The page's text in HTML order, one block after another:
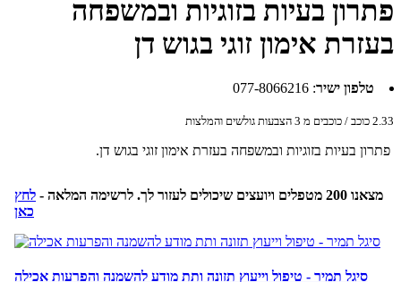
פתרון בעיות בזוגיות ובמשפחה
בעזרת אימון זוגי בגוש דן
טלפון ישיר:
077-8066216
2.33 כוכב / כוכבים מ 3 הצבעות גולשים והמלצות
פתרון בעיות בזוגיות ובמשפחה בעזרת אימון זוגי בגוש דן.